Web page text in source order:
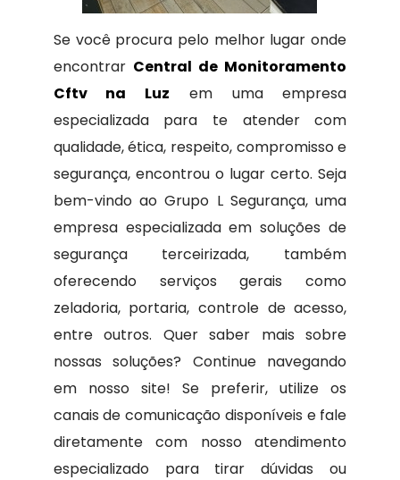
Se você procura pelo melhor lugar onde
encontrar Central de Monitoramento
Cftv na Luz em uma empresa
especializada para te atender com
qualidade, ética, respeito, compromisso e
segurança, encontrou o lugar certo. Seja
bem-vindo ao Grupo L Segurança, uma
empresa especializada em soluções de
segurança terceirizada, também
oferecendo serviços gerais como
zeladoria, portaria, controle de acesso,
entre outros. Quer saber mais sobre
nossas soluções? Continue navegando
em nosso site! Se preferir, utilize os
canais de comunicação disponíveis e fale
diretamente com nosso atendimento
especializado para tirar dúvidas ou